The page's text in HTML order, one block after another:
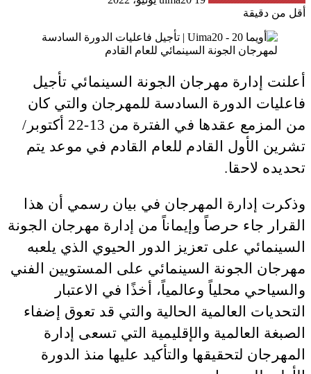
أقل من دقيقة
أعلنت إدارة مهرجان الجونة السينمائي تأجيل
فاعليات الدورة السادسة للمهرجان والتي كان
من المزمع عقدها في الفترة من 13-22 أكتوبر/
تشرين الأول القادم للعام القادم في موعد يتم
تحديده لاحقا.
وذكرت إدارة المهرجان في بيان رسمي أن هذا
القرار جاء حرصاً وإيماناً من إدارة مهرجان الجونة
السينمائي على تعزيز الدور الحيوي الذي يلعبه
مهرجان الجونة السينمائي على المستويين الفني
والسياحي محلياً وعالمياً، أخذًا في الاعتبار
التحديات العالمية الحالية والتي قد تعوق إضفاء
الصبغة العالمية والإقليمية التي تسعى إدارة
المهرجان لتحقيقها والتأكيد عليها منذ الدورة